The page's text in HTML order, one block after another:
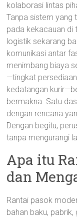
kolaborasi lintas
Tanpa sistem yang
pada kekacauan di
logistik sekarang
komunikasi antar
menimbang biaya
—tingkat
kedatangan
bermakna. Satu
dengan rencana
Dengan begitu,
tanpa mengurangi
Apa itu
dan
Rantai pasok
bahan baku,